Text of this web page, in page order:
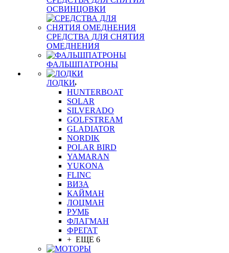
ОСВИНЦОВКИ
СРЕДСТВА ДЛЯ СНЯТИЯ
ОМЕДНЕНИЯ
ФАЛЬШПАТРОНЫ
ЛОДКИ
HUNTERBOAT
SOLAR
SILVERADO
GOLFSTREAM
GLADIATOR
NORDIK
POLAR BIRD
YAMARAN
YUKONA
FLINC
ВИЗА
КАЙМАН
ЛОЦМАН
РУМБ
ФЛАГМАН
ФРЕГАТ
+ ЕЩЕ 6